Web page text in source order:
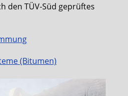
den TÜV-Süd geprüftes
(Bitumen)